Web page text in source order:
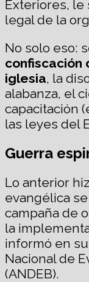
Exteriores, le
legal de la
No solo eso: s
confiscación
iglesia, la
alabanza, el
capacitación
las leyes del
Guerra
Lo anterior
evangélica
campaña de
la
informó en
Nacional de
(ANDEB).